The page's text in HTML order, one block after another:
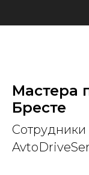
Мастера
Бресте
Сотрудники